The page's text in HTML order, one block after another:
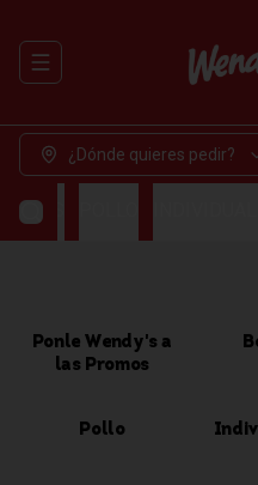
Abrir menu de navegación
¿Dónde quieres pedir?
Ponle Wendy's a
las Promos
Pollo